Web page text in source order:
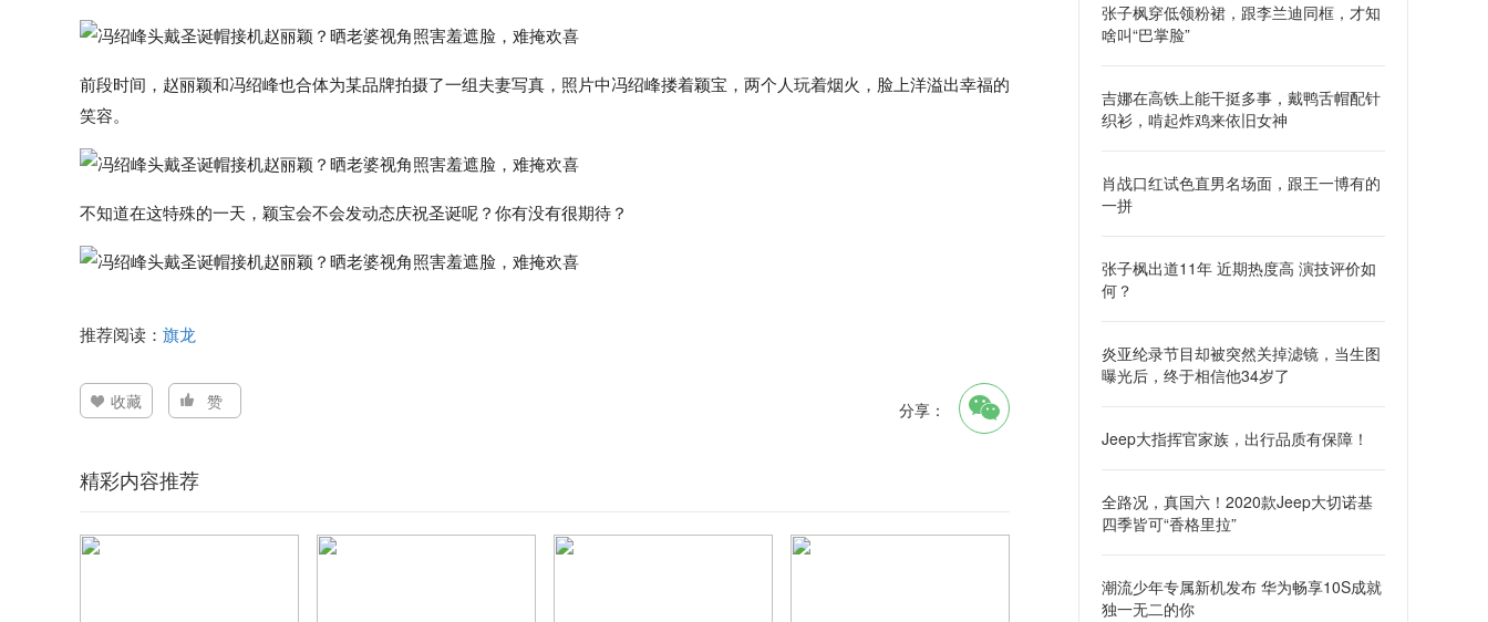
前段时间，赵丽颖和冯绍峰也合体为某品牌拍摄了一组夫妻写真，照片中冯绍峰搂着颖宝，两个人玩着烟火，脸上洋溢出幸福的
笑容。
不知道在这特殊的一天，颖宝会不会发动态庆祝圣诞呢？你有没有很期待？
推荐阅读： 旗龙
收藏 赞 分享：
精彩内容推荐
张子枫穿低领粉裙，跟李兰迪同框，才知
啥叫“巴掌脸”
吉娜在高铁上能干挺多事，戴鸭舌帽配针
织衫，啃起炸鸡来依旧女神
肖战口红试色直男名场面，跟王一博有的
一拼
张子枫出道11年 近期热度高 演技评价如
何？
炎亚纶录节目却被突然关掉滤镜，当生图
曝光后，终于相信他34岁了
Jeep大指挥官家族，出行品质有保障！
全路况，真国六！2020款Jeep大切诺基
四季皆可“香格里拉”
潮流少年专属新机发布 华为畅享10S成就
独一无二的你